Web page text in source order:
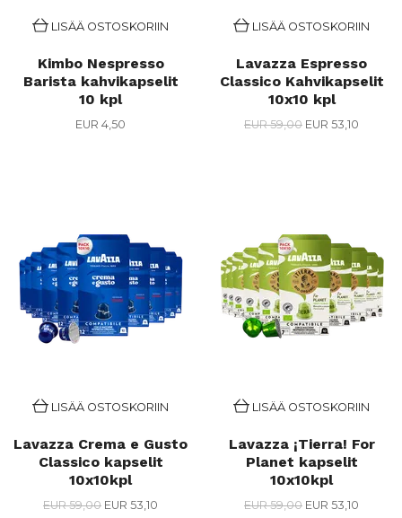
LISÄÄ OSTOSKORIIN
Kimbo Nespresso
Barista kahvikapselit
10 kpl
EUR 4,50
LISÄÄ OSTOSKORIIN
Lavazza Espresso
Classico Kahvikapselit
10x10 kpl
EUR 59,00 EUR 53,10
LISÄÄ OSTOSKORIIN
Lavazza Crema e Gusto
Classico kapselit
10x10kpl
EUR 59,00 EUR 53,10
LISÄÄ OSTOSKORIIN
Lavazza ¡Tierra! For
Planet kapselit
10x10kpl
EUR 59,00 EUR 53,10